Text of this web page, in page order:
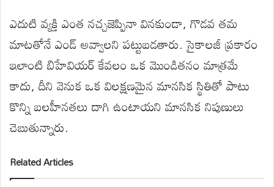
ఎదుటి వ్యక్తి ఎంత నచ్చజెప్పినా వినకుండా, గొడవ తమ
మాటతోనే ఎండ్ అవ్వాలని పట్టుబడతారు. సైకాలజీ ప్రకారం
ఇలాంటి బిహేవియర్ కేవలం ఒక మొండితనం మాత్రమే
కాదు, దీని వెనుక ఒక విలక్షణమైన మానసిక స్థితితో పాటు
కొన్ని బలహీనతలు దాగి ఉంటాయని మానసిక నిపుణులు
చెబుతున్నారు.
Related Articles